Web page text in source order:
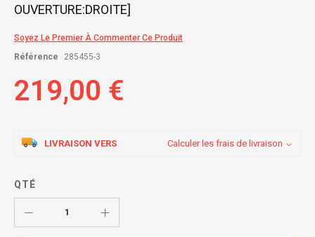
the
of
images
OUVERTURE:DROITE]
Soyez Le Premier À Commenter Ce Produit
Référence
285455-3
219,00 €
LIVRAISON VERS Calculer les frais de livraison
QTÉ